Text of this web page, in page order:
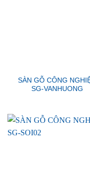
SÀN GỖ CÔNG
SG-VANHUONG